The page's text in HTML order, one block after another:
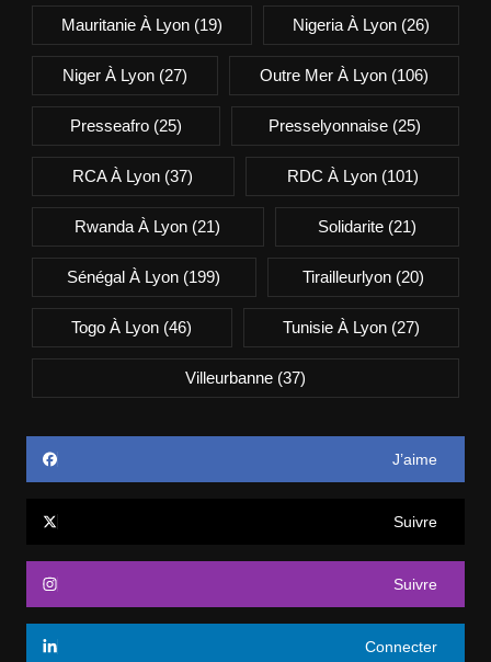
Mauritanie À Lyon(19) Nigeria À Lyon (26)
Niger À Lyon(27) Outre Mer À Lyon (106)
Presseafro(25) Presselyonnaise (25)
RCA À Lyon (37) RDC À Lyon(101)
Rwanda À Lyon (21) Solidarite(21)
Sénégal À Lyon (199) Tirailleurlyon(20)
Togo À Lyon (46) Tunisie À Lyon(27)
Villeurbanne(37)
J’aime
Suivre
Suivre
Connecter